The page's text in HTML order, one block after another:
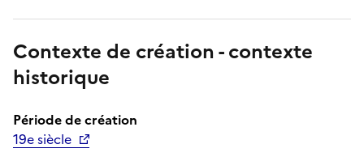
Contexte de création - contexte
historique
Période de création
19e siècle